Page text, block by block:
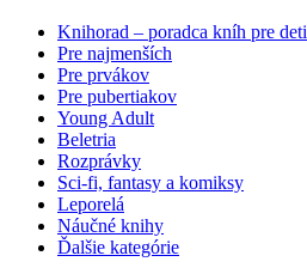
Knihorad – poradca kníh pre deti
Pre najmenších
Pre prvákov
Pre pubertiakov
Young Adult
Beletria
Rozprávky
Sci-fi, fantasy a komiksy
Leporelá
Náučné knihy
Ďalšie kategórie